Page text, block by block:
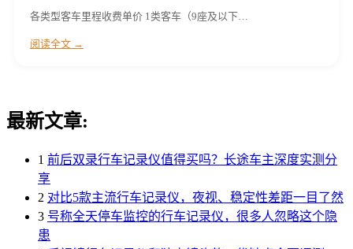
各类型客车里程收费单价 1类客车（9座及以下…
阅读全文 →
最新文章:
1 前后双录行车记录仪值得买吗？长途车主深度实测分
享
2 对比5款主流行车记录仪，夜视、稳定性差距一目了然
3 号称全天停车监控的行车记录仪，很多人忽略这个隐
患